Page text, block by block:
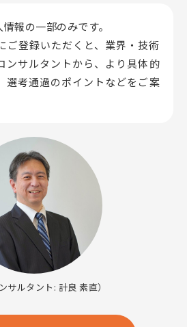
報の一部のみです。
ご登録いただくと、業界・技術
サルタントから、 より具体的
選考通過のポイントなどをご案
サルタント: 計良 素直）